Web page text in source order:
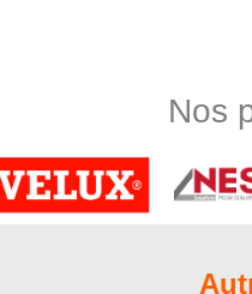
dispose d’un service de
de sorte que vous soyez à
équipe est en mesure
Nos